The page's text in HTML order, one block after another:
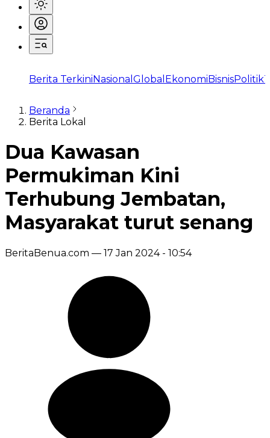
Berita TerkiniNasional Global EkonomiBisnisPolitik
Beranda
Berita Lokal
Dua Kawasan
Permukiman Kini
Terhubung Jembatan,
Masyarakat turut senang
BeritaBenua.com — 17 Jan 2024 - 10:54